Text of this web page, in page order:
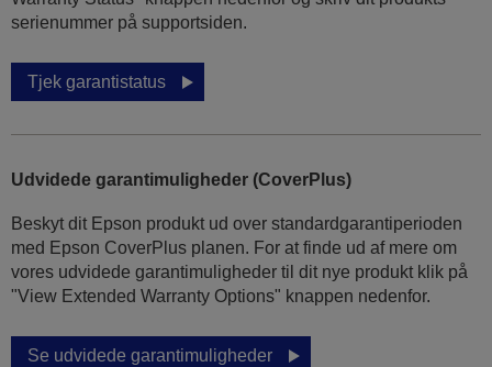
serienummer på supportsiden.
Tjek garantistatus
Udvidede garantimuligheder (CoverPlus)
Beskyt dit Epson produkt ud over standardgarantiperioden
med Epson CoverPlus planen. For at finde ud af mere om
vores udvidede garantimuligheder til dit nye produkt klik på
"View Extended Warranty Options" knappen nedenfor.
Se udvidede garantimuligheder